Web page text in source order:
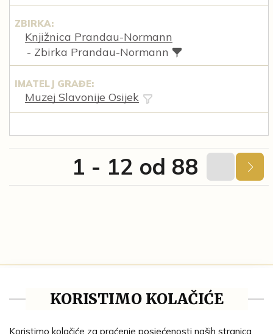
ZBIRKA:
Knjižnica Prandau-Normann
- Zbirka Prandau-Normann
IMATELJ GRAĐE:
Muzej Slavonije Osijek
1 - 12 od 88
Impresum
Ustanove
KORISTIMO KOLAČIĆE
Koristimo kolačiće za praćenje posjećenosti naših stranica